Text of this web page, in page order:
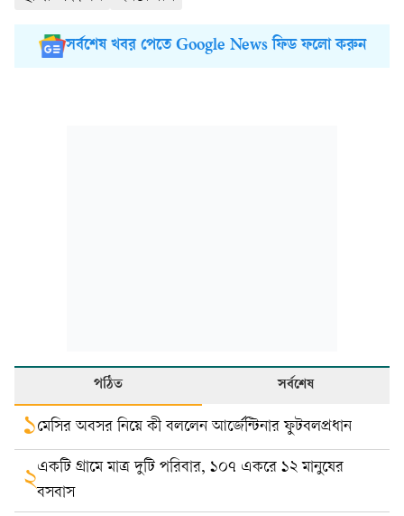
সর্বশেষ খবর পেতে Google News ফিড ফলো করুন
পঠিত সর্বশেষ
১মেসির অবসর নিয়ে কী বললেন আর্জেন্টিনার ফুটবলপ্রধান
২একটি গ্রামে মাত্র দুটি পরিবার, ১০৭ একরে ১২ মানুষের
বসবাস